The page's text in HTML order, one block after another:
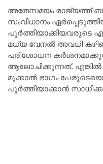
അതേസമയം രാജ്യത്ത്
സംവിധാനം
പൂർത്തിയാക്കിയവരുടെ
മധ്യ വേനൽ അവധി
പരിശോധന
ആലോചിക്കുന്നത്.
മുക്കാൽ ഭാഗം
പൂർത്തിയാക്കാൻ